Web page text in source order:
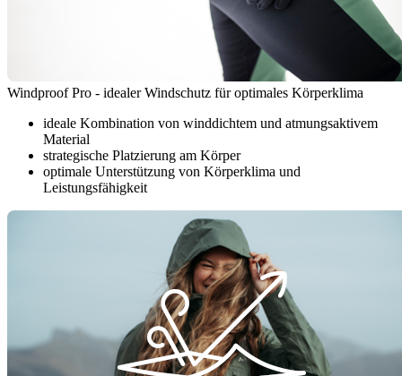
Windproof Pro - idealer Windschutz für optimales Körperklima
ideale Kombination von winddichtem und atmungsaktivem
Material
strategische Platzierung am Körper
optimale Unterstützung von Körperklima und
Leistungsfähigkeit